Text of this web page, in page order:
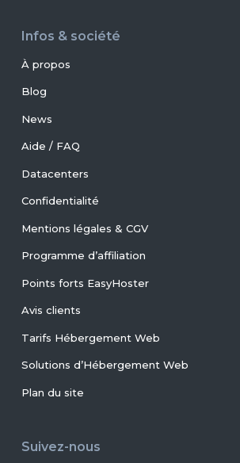
Infos & société
À propos
Blog
News
Aide / FAQ
Datacenters
Confidentialité
Mentions légales & CGV
Programme d’affiliation
Points forts EasyHoster
Avis clients
Tarifs Hébergement Web
Solutions d’Hébergement Web
Plan du site
Suivez-nous